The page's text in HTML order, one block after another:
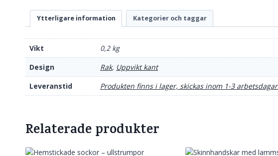
Ytterligare information Kategorier och taggar
Vikt
0,2 kg
Design
Rak, Uppvikt kant
Leveranstid
Produkten finns i lager, skickas inom 1-3
Relaterade produkter